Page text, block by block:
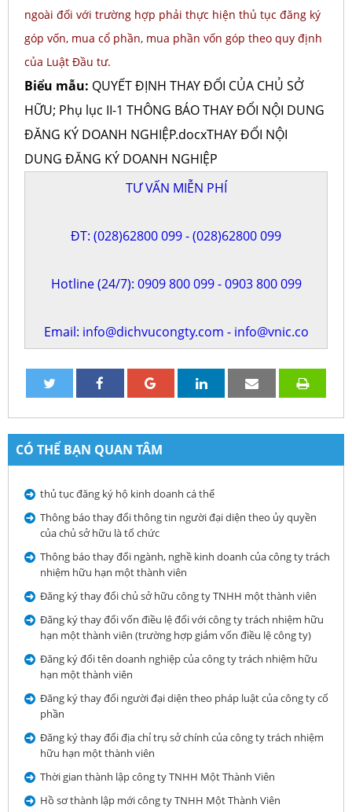
ngoài đối với trường hợp phải thực hiện thủ tục đăng ký
góp vốn, mua cổ phần, mua phần vốn góp theo quy định
của Luật Đầu tư.
Biểu mẫu: QUYẾT ĐỊNH THAY ĐỔI CỦA CHỦ SỞ
HỮU; Phụ lục II-1 THÔNG BÁO THAY ĐỔI NỘI DUNG
ĐĂNG KÝ DOANH NGHIỆP.docxTHAY ĐỔI NỘI
DUNG ĐĂNG KÝ DOANH NGHIỆP
TƯ VẤN MIỄN PHÍ
ĐT: (028)62800 099-(028)62800 099
Hotline (24/7): 0909 800 099-0903 800 099
Email: info@dichvucongty.com - info@vnic.co
CÓ THỂ BẠN QUAN TÂM
thủ tục đăng ký hộ kinh doanh cá thể
Thông báo thay đổi thông tin người đại diện theo ủy quyền
của chủ sở hữu là tổ chức
Thông báo thay đổi ngành, nghề kinh doanh của công ty trách
nhiệm hữu hạn một thành viên
Đăng ký thay đổi chủ sở hữu công ty TNHH một thành viên
Đăng ký thay đổi vốn điều lệ đối với công ty trách nhiệm hữu
hạn một thành viên (trường hợp giảm vốn điều lệ công ty)
Đăng ký đổi tên doanh nghiệp của công ty trách nhiệm hữu
hạn một thành viên
Đăng ký thay đổi người đại diện theo pháp luật của công ty cổ
phần
Đăng ký thay đổi địa chỉ trụ sở chính của công ty trách nhiệm
hữu hạn một thành viên
Thời gian thành lập công ty TNHH Một Thành Viên
Hồ sơ thành lập mới công ty TNHH Một Thành Viên